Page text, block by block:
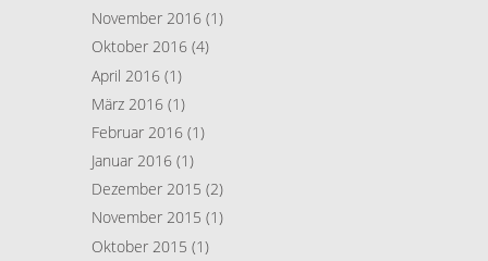
November 2016 (1)
Oktober 2016 (4)
April 2016 (1)
März 2016 (1)
Februar 2016 (1)
Januar 2016 (1)
Dezember 2015 (2)
November 2015 (1)
Oktober 2015 (1)